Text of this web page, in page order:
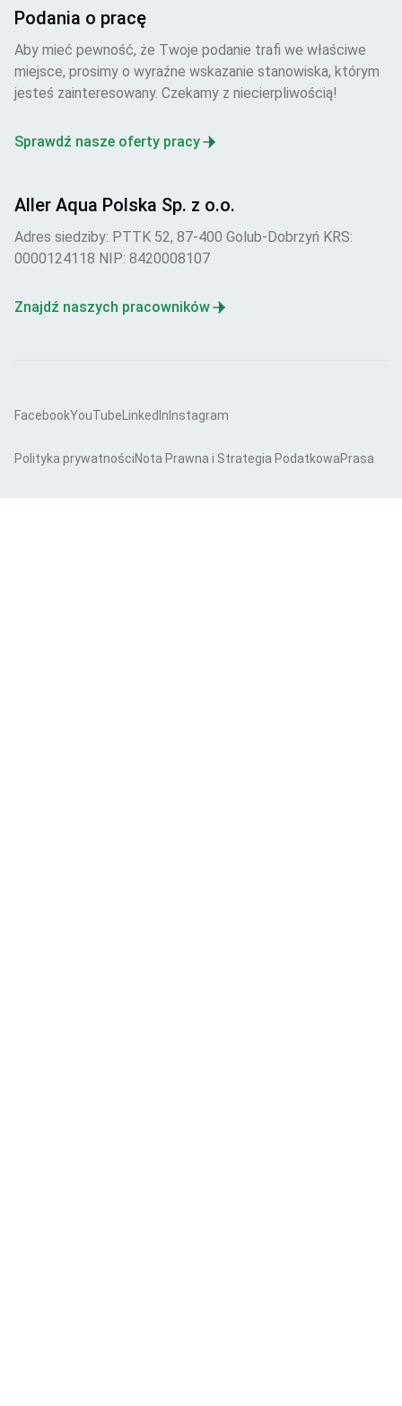
Podania o pracę
Aby mieć pewność, że Twoje podanie trafi we właściwe
miejsce, prosimy o wyraźne wskazanie stanowiska, którym
jesteś zainteresowany. Czekamy z niecierpliwością!
Sprawdź nasze oferty pracy
Aller Aqua Polska Sp. z o.o.
Adres siedziby: PTTK 52, 87-400 Golub-Dobrzyń KRS:
0000124118 NIP: 8420008107
Znajdź naszych pracowników
FacebookYouTubeLinkedInInstagram
Polityka prywatnościNota Prawna i Strategia PodatkowaPrasa